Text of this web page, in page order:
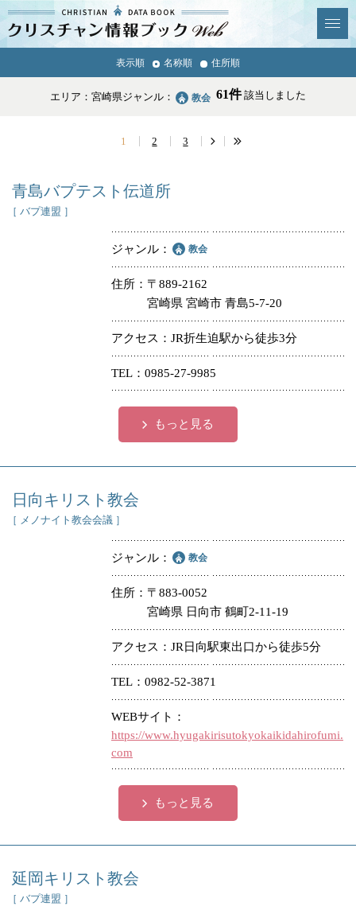
情報ブックとは
News & Topics
学校・幼稚園・神学校
医療・福祉
宿泊・研修施設
表示順 名称順 住所順
エリア：宮崎県ジャンル： 教会 61件該当しました
1 2 3
青島バプテスト伝道所
［ バプ連盟 ］
ジャンル 教会
住所
〒889-2162
宮崎県 宮崎市 青島5-7-20
アクセス JR折生迫駅から徒歩3分
TEL 0985-27-9985
もっと見る
日向キリスト教会
［ メノナイト教会会議 ］
ジャンル 教会
住所
〒883-0052
宮崎県 日向市 鶴町2-11-19
アクセス JR日向駅東出口から徒歩5分
TEL 0982-52-3871
WEBサイト
https://www.hyugakirisutokyokaikidahirofumi.
com
もっと見る
延岡キリスト教会
［ バプ連盟 ］